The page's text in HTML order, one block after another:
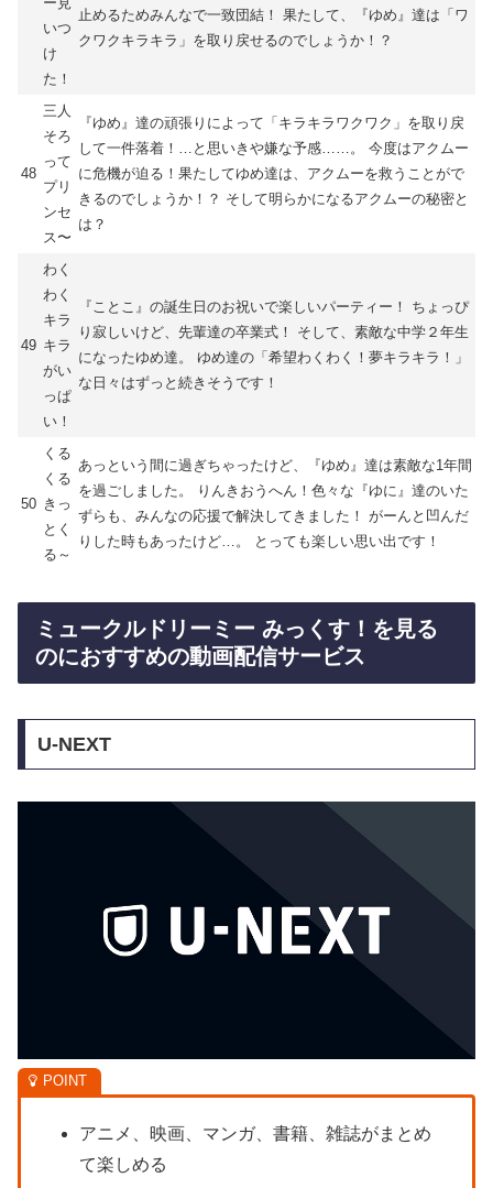
いつ
け
た！
止めるためみんなで一致団結！ 果たして、『ゆめ』達は「ワ
クワクキラキラ」を取り戻せるのでしょうか！？
48
三人
そろ
って
プリ
ンセ
ス〜
『ゆめ』達の頑張りによって「キラキラワクワク」を取り戻
して一件落着！…と思いきや嫌な予感……。 今度はアクムー
に危機が迫る！果たしてゆめ達は、アクムーを救うことがで
きるのでしょうか！？ そして明らかになるアクムーの秘密と
は？
49
わく
わく
キラ
キラ
がい
っぱ
い！
『ことこ』の誕生日のお祝いで楽しいパーティー！ ちょっぴ
り寂しいけど、先輩達の卒業式！ そして、素敵な中学２年生
になったゆめ達。 ゆめ達の「希望わくわく！夢キラキラ！」
な日々はずっと続きそうです！
50
くる
くる
きっ
とく
る～
あっという間に過ぎちゃったけど、『ゆめ』達は素敵な1年間
を過ごしました。 りんきおうへん！色々な『ゆに』達のいた
ずらも、みんなの応援で解決してきました！ がーんと凹んだ
りした時もあったけど…。 とっても楽しい思い出です！
ミュークルドリーミー みっくす！を見る
のにおすすめの動画配信サービス
U-NEXT
アニメ、映画、マンガ、書籍、雑誌がまとめ
て楽しめる